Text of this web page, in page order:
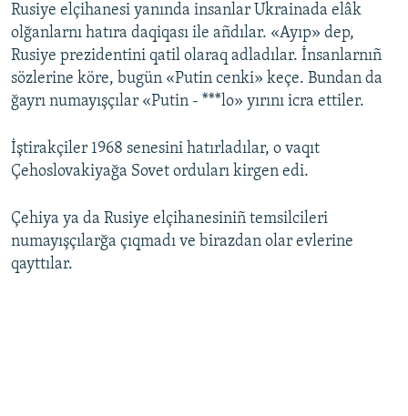
RFE/RS bütün saytları
Rusiye elçihanesi yanında insanlar Ukrainada elâk
olğanlarnı hatıra daqiqası ile añdılar. «Ayıp» dep,
Rusiye prezidentini qatil olaraq adladılar. İnsanlarnıñ
sözlerine köre, bugün «Putin cenki» keçe. Bundan da
ğayrı numayışçılar «Putin - ***lo» yırını icra ettiler.
İştirakçiler 1968 senesini hatırladılar, o vaqıt
Çehoslovakiyağa Sovet orduları kirgen edi.
Çehiya ya da Rusiye elçihanesiniñ temsilcileri
numayışçılarğa çıqmadı ve birazdan olar evlerine
qayttılar.